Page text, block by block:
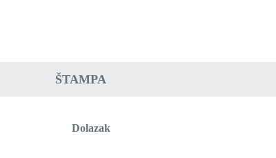
ŠTAMPA
Dolazak